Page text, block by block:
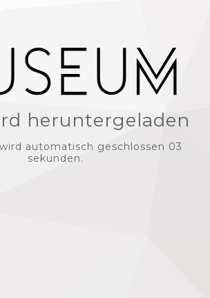
heruntergeladen
automatisch geschlossen 03
sekunden.